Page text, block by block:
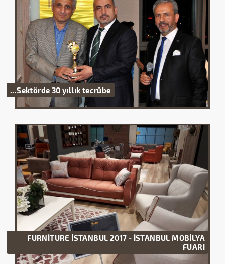
Sektörde 30 yıllık tecrübe...
FURNİTURE İSTANBUL 2017 - İSTANBUL MOBİLYA
FUARI